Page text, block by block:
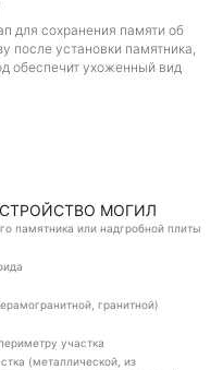
для сохранения памяти об
после установки памятника,
обеспечит ухоженный вид
МОГИЛ
памятника или надгробной плиты
гранитной)
участка
(металлической, из